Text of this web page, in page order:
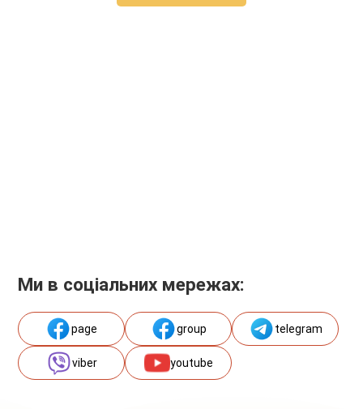
Ми в соціальних мережах:
page group telegram
viber youtube